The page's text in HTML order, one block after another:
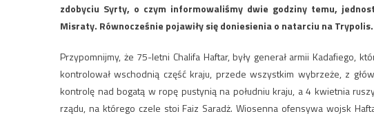
zdobyciu Syrty, o czym informowaliśmy dwie godziny temu,
Misraty. Równocześnie pojawiły się doniesienia o natarciu na Trypolis.
Przypomnijmy, że 75-letni Chalifa Haftar, były generał armii Kadafiego,
kontrolował wschodnią część kraju, przede wszystkim wybrzeże, z
kontrolę nad bogatą w ropę pustynią na południu kraju, a 4 kwietnia
rządu, na którego czele stoi Faiz Saradż. Wiosenna ofensywa wojsk